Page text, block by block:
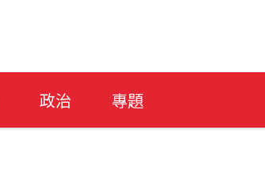
政治 專題